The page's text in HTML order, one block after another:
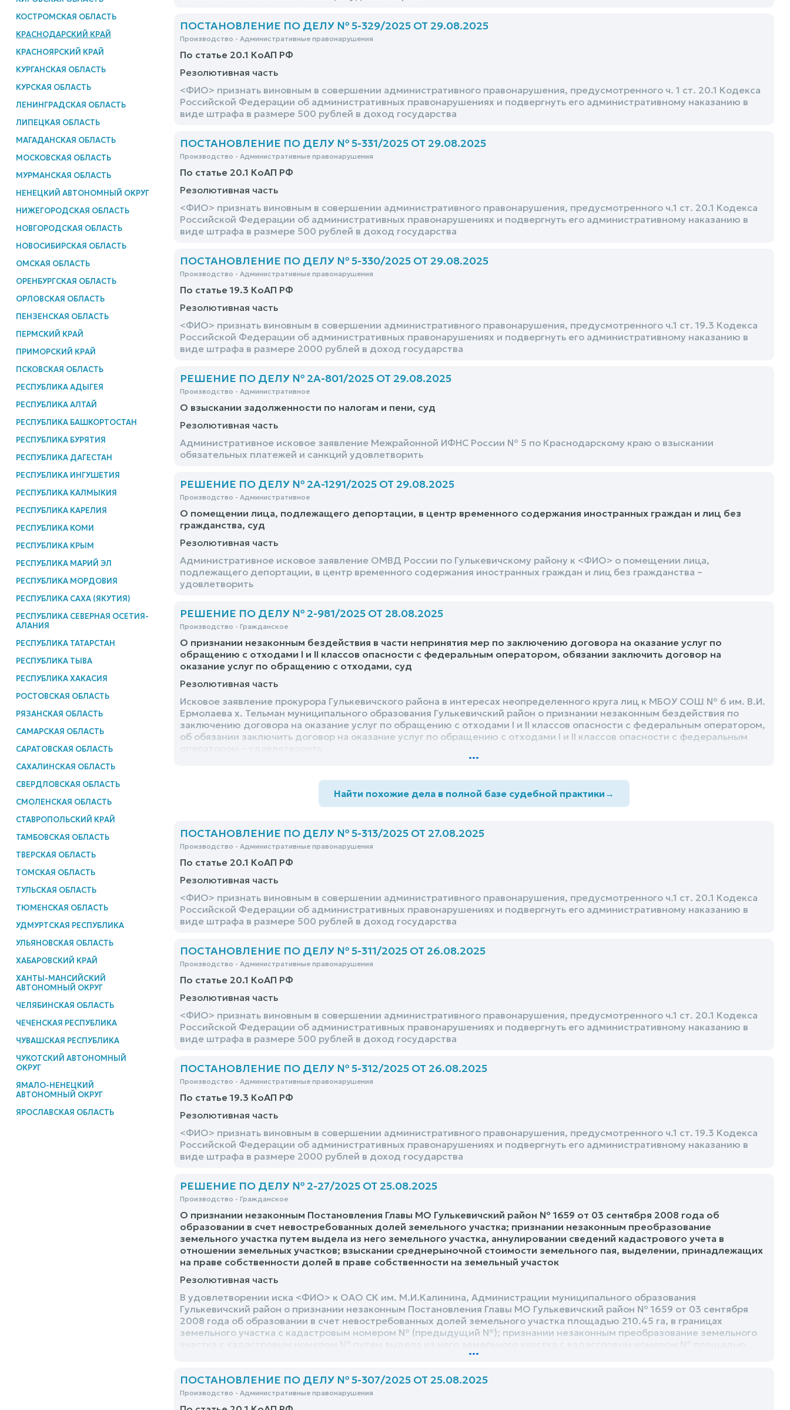
КОСТРОМСКАЯ ОБЛАСТЬ
КРАСНОДАРСКИЙ КРАЙ
КРАСНОЯРСКИЙ КРАЙ
КУРГАНСКАЯ ОБЛАСТЬ
КУРСКАЯ ОБЛАСТЬ
ЛЕНИНГРАДСКАЯ ОБЛАСТЬ
ЛИПЕЦКАЯ ОБЛАСТЬ
МАГАДАНСКАЯ ОБЛАСТЬ
МОСКОВСКАЯ ОБЛАСТЬ
МУРМАНСКАЯ ОБЛАСТЬ
НЕНЕЦКИЙ АВТОНОМНЫЙ ОКРУГ
НИЖЕГОРОДСКАЯ ОБЛАСТЬ
НОВГОРОДСКАЯ ОБЛАСТЬ
НОВОСИБИРСКАЯ ОБЛАСТЬ
ОМСКАЯ ОБЛАСТЬ
ОРЕНБУРГСКАЯ ОБЛАСТЬ
ОРЛОВСКАЯ ОБЛАСТЬ
ПЕНЗЕНСКАЯ ОБЛАСТЬ
ПЕРМСКИЙ КРАЙ
ПРИМОРСКИЙ КРАЙ
ПСКОВСКАЯ ОБЛАСТЬ
РЕСПУБЛИКА АДЫГЕЯ
РЕСПУБЛИКА АЛТАЙ
РЕСПУБЛИКА БАШКОРТОСТАН
РЕСПУБЛИКА БУРЯТИЯ
РЕСПУБЛИКА ДАГЕСТАН
РЕСПУБЛИКА ИНГУШЕТИЯ
РЕСПУБЛИКА КАЛМЫКИЯ
РЕСПУБЛИКА КАРЕЛИЯ
РЕСПУБЛИКА КОМИ
РЕСПУБЛИКА КРЫМ
РЕСПУБЛИКА МАРИЙ ЭЛ
РЕСПУБЛИКА МОРДОВИЯ
РЕСПУБЛИКА САХА (ЯКУТИЯ)
РЕСПУБЛИКА СЕВЕРНАЯ ОСЕТИЯ-
АЛАНИЯ
РЕСПУБЛИКА ТАТАРСТАН
РЕСПУБЛИКА ТЫВА
РЕСПУБЛИКА ХАКАСИЯ
РОСТОВСКАЯ ОБЛАСТЬ
РЯЗАНСКАЯ ОБЛАСТЬ
САМАРСКАЯ ОБЛАСТЬ
САРАТОВСКАЯ ОБЛАСТЬ
САХАЛИНСКАЯ ОБЛАСТЬ
СВЕРДЛОВСКАЯ ОБЛАСТЬ
СМОЛЕНСКАЯ ОБЛАСТЬ
СТАВРОПОЛЬСКИЙ КРАЙ
ТАМБОВСКАЯ ОБЛАСТЬ
ТВЕРСКАЯ ОБЛАСТЬ
ТОМСКАЯ ОБЛАСТЬ
ТУЛЬСКАЯ ОБЛАСТЬ
ТЮМЕНСКАЯ ОБЛАСТЬ
УДМУРТСКАЯ РЕСПУБЛИКА
УЛЬЯНОВСКАЯ ОБЛАСТЬ
ХАБАРОВСКИЙ КРАЙ
ХАНТЫ-МАНСИЙСКИЙ
АВТОНОМНЫЙ ОКРУГ
ЧЕЛЯБИНСКАЯ ОБЛАСТЬ
ЧЕЧЕНСКАЯ РЕСПУБЛИКА
ЧУВАШСКАЯ РЕСПУБЛИКА
ЧУКОТСКИЙ АВТОНОМНЫЙ
ОКРУГ
ЯМАЛО-НЕНЕЦКИЙ
АВТОНОМНЫЙ ОКРУГ
ЯРОСЛАВСКАЯ ОБЛАСТЬ
ПОСТАНОВЛЕНИЕ ПО ДЕЛУ № 5-329/2025 ОТ 29.08.2025
Производство - Административные правонарушения
По статье 20.1 КоАП РФ
Резолютивная часть
<ФИО> признать виновным в совершении административного правонарушения, предусмотренного ч. 1 ст. 20.1 Кодекса
Российской Федерации об административных правонарушениях и подвергнуть его административному наказанию в
виде штрафа в размере 500 рублей в доход государства
ПОСТАНОВЛЕНИЕ ПО ДЕЛУ № 5-331/2025 ОТ 29.08.2025
Производство - Административные правонарушения
По статье 20.1 КоАП РФ
Резолютивная часть
<ФИО> признать виновным в совершении административного правонарушения, предусмотренного ч.1 ст. 20.1 Кодекса
Российской Федерации об административных правонарушениях и подвергнуть его административному наказанию в
виде штрафа в размере 500 рублей в доход государства
ПОСТАНОВЛЕНИЕ ПО ДЕЛУ № 5-330/2025 ОТ 29.08.2025
Производство - Административные правонарушения
По статье 19.3 КоАП РФ
Резолютивная часть
<ФИО> признать виновным в совершении административного правонарушения, предусмотренного ч.1 ст. 19.3 Кодекса
Российской Федерации об административных правонарушениях и подвергнуть его административному наказанию в
виде штрафа в размере 2000 рублей в доход государства
РЕШЕНИЕ ПО ДЕЛУ № 2А-801/2025 ОТ 29.08.2025
Производство - Административное
О взыскании задолженности по налогам и пени, суд
Резолютивная часть
Административное исковое заявление Межрайонной ИФНС России № 5 по Краснодарскому краю о взыскании
обязательных платежей и санкций удовлетворить
РЕШЕНИЕ ПО ДЕЛУ № 2А-1291/2025 ОТ 29.08.2025
Производство - Административное
О помещении лица, подлежащего депортации, в центр временного содержания иностранных граждан и лиц без
гражданства, суд
Резолютивная часть
Административное исковое заявление ОМВД России по Гулькевичскому району к <ФИО> о помещении лица,
подлежащего депортации, в центр временного содержания иностранных граждан и лиц без гражданства –
удовлетворить
РЕШЕНИЕ ПО ДЕЛУ № 2-981/2025 ОТ 28.08.2025
Производство - Гражданское
О признании незаконным бездействия в части непринятия мер по заключению договора на оказание услуг по
обращению с отходами I и II классов опасности с федеральным оператором, обязании заключить договор на
оказание услуг по обращению с отходами, суд
Резолютивная часть
Исковое заявление прокурора Гулькевичского района в интересах неопределенного круга лиц к МБОУ СОШ № 6 им. В.И.
Ермолаева х. Тельман муниципального образования Гулькевичский район о признании незаконным бездействия по
заключению договора на оказание услуг по обращению с отходами I и II классов опасности с федеральным оператором,
об обязании заключить договор на оказание услуг по обращению с отходами I и II классов опасности с федеральным
...
Найти похожие дела в полной базе судебной практики →
ПОСТАНОВЛЕНИЕ ПО ДЕЛУ № 5-313/2025 ОТ 27.08.2025
Производство - Административные правонарушения
По статье 20.1 КоАП РФ
Резолютивная часть
<ФИО> признать виновным в совершении административного правонарушения, предусмотренного ч.1 ст. 20.1 Кодекса
Российской Федерации об административных правонарушениях и подвергнуть его административному наказанию в
виде штрафа в размере 500 рублей в доход государства
ПОСТАНОВЛЕНИЕ ПО ДЕЛУ № 5-311/2025 ОТ 26.08.2025
Производство - Административные правонарушения
По статье 20.1 КоАП РФ
Резолютивная часть
<ФИО> признать виновным в совершении административного правонарушения, предусмотренного ч.1 ст. 20.1 Кодекса
Российской Федерации об административных правонарушениях и подвергнуть его административному наказанию в
виде штрафа в размере 500 рублей в доход государства
ПОСТАНОВЛЕНИЕ ПО ДЕЛУ № 5-312/2025 ОТ 26.08.2025
Производство - Административные правонарушения
По статье 19.3 КоАП РФ
Резолютивная часть
<ФИО> признать виновным в совершении административного правонарушения, предусмотренного ч.1 ст. 19.3 Кодекса
Российской Федерации об административных правонарушениях и подвергнуть его административному наказанию в
виде штрафа в размере 2000 рублей в доход государства
РЕШЕНИЕ ПО ДЕЛУ № 2-27/2025 ОТ 25.08.2025
Производство - Гражданское
О признании незаконным Постановления Главы МО Гулькевичский район № 1659 от 03 сентября 2008 года об
образовании в счет невостребованных долей земельного участка; признании незаконным преобразование
земельного участка путем выдела из него земельного участка, аннулировании сведений кадастрового учета в
отношении земельных участков; взыскании среднерыночной стоимости земельного пая, выделении, принадлежащих
на праве собственности долей в праве собственности на земельный участок
Резолютивная часть
В удовлетворении иска <ФИО> к ОАО СК им. М.И.Калинина, Администрации муниципального образования
Гулькевичский район о признании незаконным Постановления Главы МО Гулькевичский район № 1659 от 03 сентября
2008 года об образовании в счет невостребованных долей земельного участка площадью 210.45 га, в границах
земельного участка с кадастровым номером № (предыдущий №); признании незаконным преобразование земельного
участка с кадастровым номером № путем выдела из него земельного участка с кадастровым номером № площадью
230758 кв.м., расположенного по адресу ориентира: <адрес>, вне населенных пунктов, в границах колхоза им
...
ПОСТАНОВЛЕНИЕ ПО ДЕЛУ № 5-307/2025 ОТ 25.08.2025
Производство - Административные правонарушения